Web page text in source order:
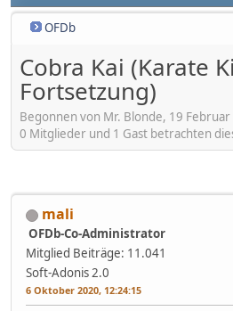
OFDb
Cobra Kai (Karate
Fortsetzung)
Begonnen von Mr. Blonde, 19
0 Mitglieder und 1 Gast betrachten
mali
OFDb-Co-Administrator
Mitglied Beiträge: 11.041
Soft-Adonis 2.0
6 Oktober 2020, 12:24:15